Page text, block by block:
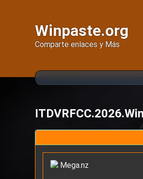
Winpaste.org
Comparte enlaces y Más
Mega.nz